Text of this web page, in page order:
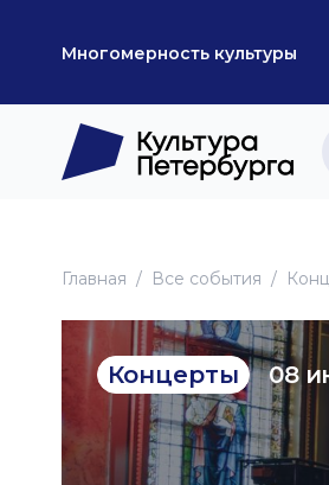
Многомерность культуры
Главная Все события
Концерты 08